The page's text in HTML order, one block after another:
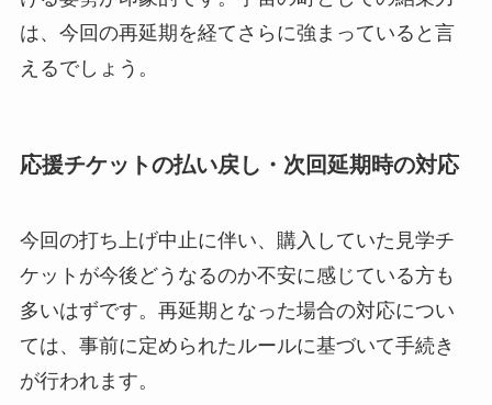
は、今回の再延期を経てさらに強まっていると言
えるでしょう。
応援チケットの払い戻し・次回延期時の対応
今回の打ち上げ中止に伴い、購入していた見学チ
ケットが今後どうなるのか不安に感じている方も
多いはずです。再延期となった場合の対応につい
ては、事前に定められたルールに基づいて手続き
が行われます。